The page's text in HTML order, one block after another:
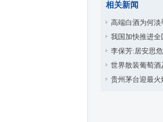
相关新闻
高端白酒为何淡
我国加快推进
李保芳:居安思
世界散装葡萄酒
贵州茅台迎最火